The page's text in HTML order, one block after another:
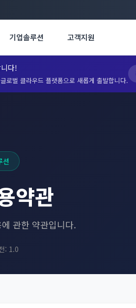
다!
로벌 클라우드 플랫폼으로 새롭게 출발합니다.
기업솔루션 고객지원
션
약관
관한 약관입니다.
: 1.0